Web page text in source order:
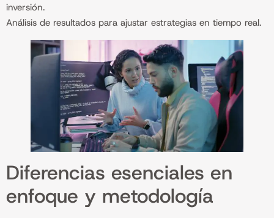
inversión.
Análisis de resultados para ajustar estrategias en tiempo real.
Diferencias esenciales en
enfoque y metodología